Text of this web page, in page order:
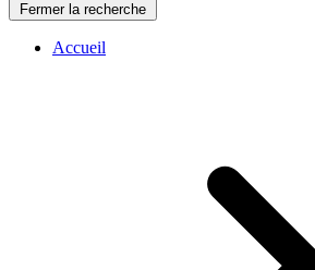
Fermer la recherche
Accueil